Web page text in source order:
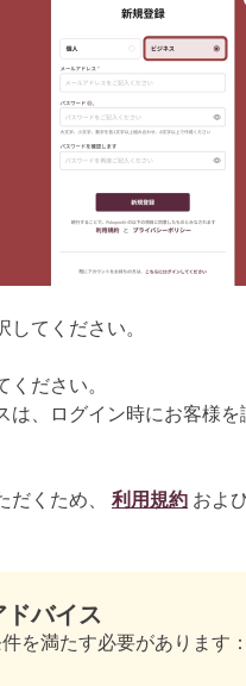
てください。
ださい。
は、ログイン時にお客様
くため、 利用規約 およ
ドバイス
を満たす必要があります：